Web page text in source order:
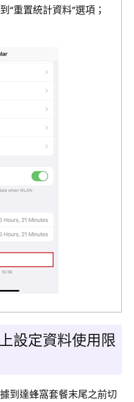
“重置統計資料”選項；
設定資料使用限
到達蜂窩套餐末尾之前切